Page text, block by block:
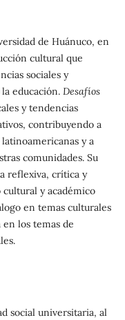
de Huánuco, en
cultural que
sociales y
educación. Desafíos
y tendencias
contribuyendo a
y a
comunidades. Su
reflexiva, crítica y
y académico
en temas culturales
los temas de
social universitaria, al